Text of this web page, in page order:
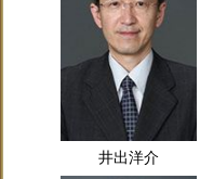
井出洋介